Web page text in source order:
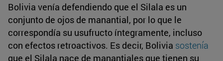
Bolivia venía defendiendo que el Silala es un
conjunto de ojos de manantial, por lo que le
correspondía su usufructo íntegramente, incluso
con efectos retroactivos. Es decir, Bolivia sostenía
que el Silala nace de manantiales que tienen su